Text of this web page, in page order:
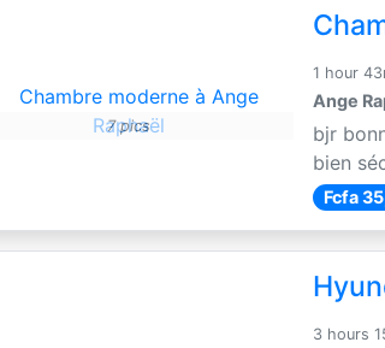
7 pics
1 hour
Ange
bjr
bien
Fcfa
3 hours